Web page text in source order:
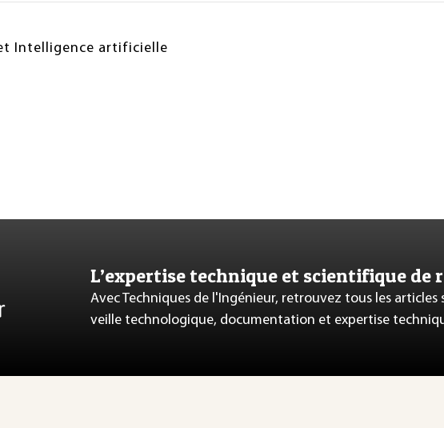
Intelligence artificielle
L’expertise technique et scientifique de
Avec Techniques de l'Ingénieur, retrouvez tous les
veille technologique, documentation et expertise